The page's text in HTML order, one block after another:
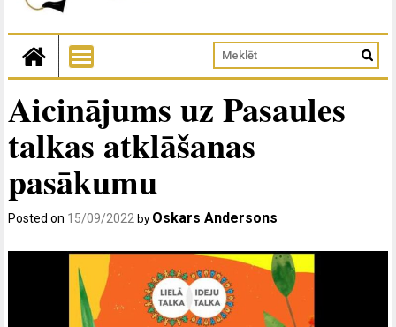
Aicinājums uz Pasaules
talkas atklāšanas
pasākumu
Posted on 15/09/2022 by Oskars Andersons